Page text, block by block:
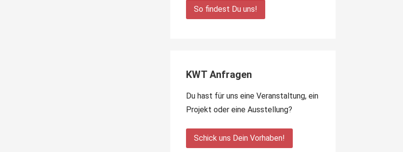
So findest Du uns!
KWT Anfragen
Du hast für uns eine Veranstaltung, ein
Projekt oder eine Ausstellung?
Schick uns Dein Vorhaben!